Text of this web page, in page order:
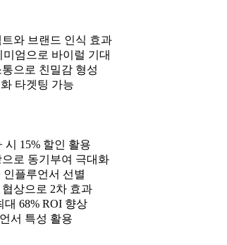
와 브랜드 인식 효과
미엄으로 바이럴 기대
으로 친밀감 형성
타겟팅 가능
시 15% 할인 활용
로 동기부여 극대화
인플루언서 선별
상으로 2차 효과
대 68% ROI 향상
서 특성 활용